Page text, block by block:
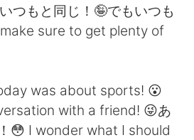
Français
ไทย
Italiano
つもと同じ！🤪でもいつも
sure to get plenty of
was about sports! 😮
with a friend! 😜あ
😳 I wonder what I should